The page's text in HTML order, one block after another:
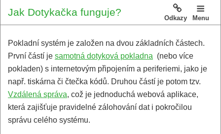
Jak Dotykačka funguje?
Odkazy Menu
Pokladní systém je založen na dvou základních částech.
První částí jesamotná dotyková pokladna (nebo více
pokladen) s internetovým připojením a periferiemi, jako je
např. tiskárna či čtečka kódů. Druhou částí je potom tzv.
Vzdálená správa, což je jednoduchá webová aplikace,
která zajišťuje pravidelné zálohování dat i pokročilou
správu celého systému.